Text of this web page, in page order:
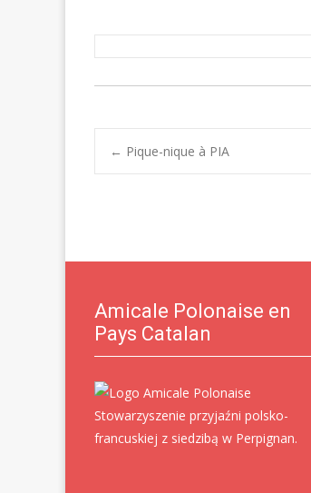
Post
← Pique-nique à PIA
Amicale Polonaise en
Pays Catalan
Stowarzyszenie przyjaźni polsko-
francuskiej z siedzibą w Perpignan.